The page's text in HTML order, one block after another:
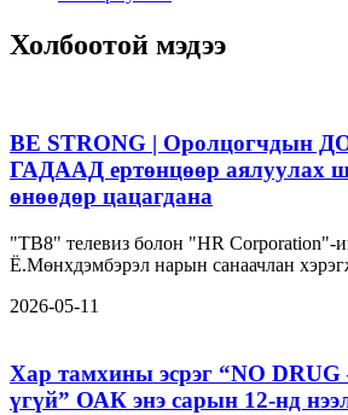
Холбоотой мэдээ
BE STRONG | Оролцогчдын
ГАДААД ертөнцөөр аялуулах
өнөөдөр цацагдана
"ТВ8" телевиз болон "HR Corporation"-
Ё.Мөнхдэмбэрэл нарын санаачлан
2026-05-11
Хар тамхины эсрэг “NO DRUG
үгүй” ОАК энэ сарын 12-нд